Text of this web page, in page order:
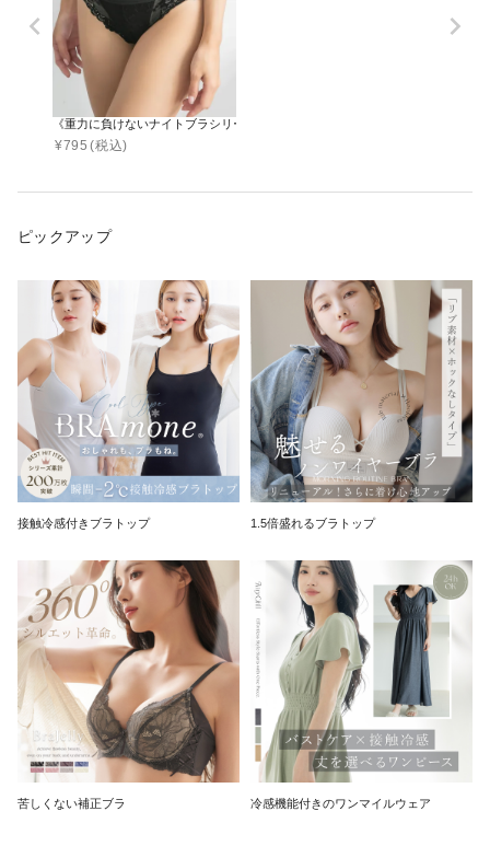
《重力に負けないナイトブラシリーズ》フルレットレースショーツ【ショーツ単
¥795 (税込)
ピックアップ
接触冷感付きブラトップ 1.5倍盛れるブラトップ
苦しくない補正ブラ 冷感機能付きのワンマイルウェア